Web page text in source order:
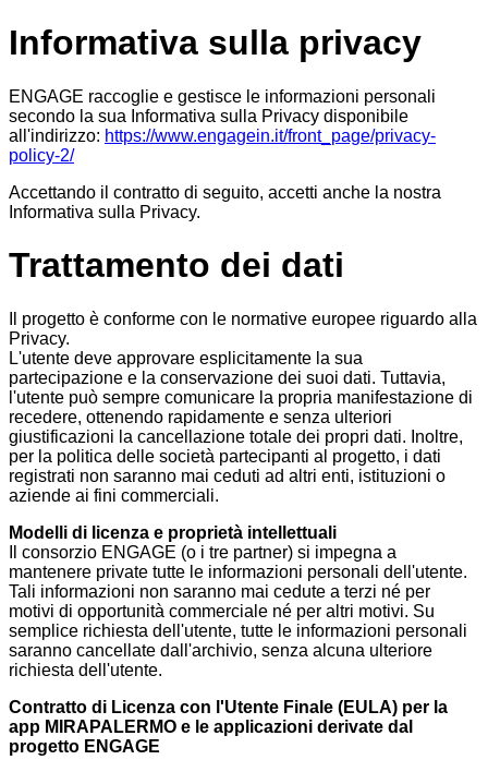
Informativa sulla privacy
ENGAGE raccoglie e gestisce le informazioni personali
secondo la sua Informativa sulla Privacy disponibile
all'indirizzo: https://www.engagein.it/front_page/privacy-
policy-2/
Accettando il contratto di seguito, accetti anche la nostra
Informativa sulla Privacy.
Trattamento dei dati
Il progetto è conforme con le normative europee riguardo alla
Privacy.
L'utente deve approvare esplicitamente la sua
partecipazione e la conservazione dei suoi dati. Tuttavia,
l'utente può sempre comunicare la propria manifestazione di
recedere, ottenendo rapidamente e senza ulteriori
giustificazioni la cancellazione totale dei propri dati. Inoltre,
per la politica delle società partecipanti al progetto, i dati
registrati non saranno mai ceduti ad altri enti, istituzioni o
aziende ai fini commerciali.
Modelli di licenza e proprietà intellettuali
Il consorzio ENGAGE (o i tre partner) si impegna a
mantenere private tutte le informazioni personali dell'utente.
Tali informazioni non saranno mai cedute a terzi né per
motivi di opportunità commerciale né per altri motivi. Su
semplice richiesta dell'utente, tutte le informazioni personali
saranno cancellate dall'archivio, senza alcuna ulteriore
richiesta dell'utente.
Contratto di Licenza con l'Utente Finale (EULA) per la
app MIRAPALERMO e le applicazioni derivate dal
progetto ENGAGE